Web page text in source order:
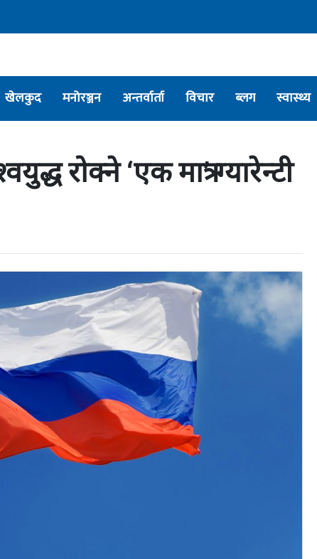
खेलकुद मनोरञ्जन अन्तर्वार्ता विचार ब्लग स्वास्थ्य
रोक्ने ‘एक मात्र’ ग्यारेन्टी